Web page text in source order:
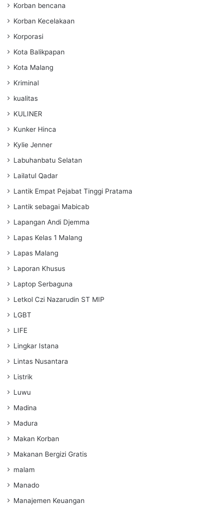
Korban bencana
Korban Kecelakaan
Korporasi
Kota Balikpapan
Kota Malang
Kriminal
kualitas
KULINER
Kunker Hinca
Kylie Jenner
Labuhanbatu Selatan
Lailatul Qadar
Lantik Empat Pejabat Tinggi Pratama
Lantik sebagai Mabicab
Lapangan Andi Djemma
Lapas Kelas 1 Malang
Lapas Malang
Laporan Khusus
Laptop Serbaguna
Letkol Czi Nazarudin ST MIP
LGBT
LIFE
Lingkar Istana
Lintas Nusantara
Listrik
Luwu
Madina
Madura
Makan Korban
Makanan Bergizi Gratis
malam
Manado
Manajemen Keuangan